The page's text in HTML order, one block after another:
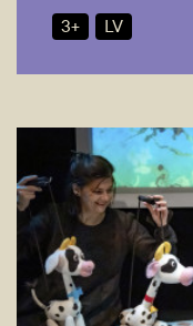
3+ LV